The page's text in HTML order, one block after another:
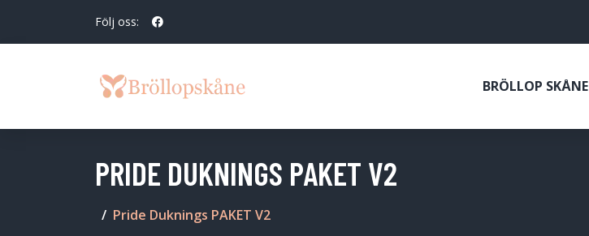
Följ oss:
BRÖLLOP SKÅNE
PRIDE DUKNINGS PAKET V2
Pride Duknings PAKET V2